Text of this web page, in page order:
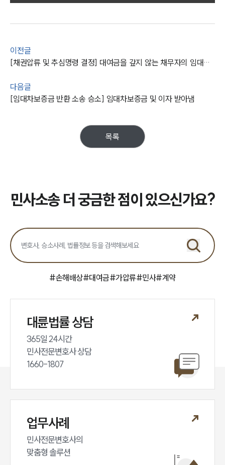
고객후기
업무분야
전체
공지사항
법률서식
뉴스레터/브로슈어
세미나
대륜법률상담예약
이전글
[채권압류 및 추심명령 결정] 대여금을 갚지 않는 채무자의 임대차보증금을 압류, 추심함
다음글
[임대차보증금 반환 소송 승소] 임대차보증금 및 이자 받아냄
목록
민사소송 더 궁금한 점이 있으신가요?
#손해배상#대여금#가압류#민사#계약
대륜법률 상담
365일 24시간
민사전문변호사 상담
1660-1807
업무사례
민사전문변호사의
맞춤형 솔루션